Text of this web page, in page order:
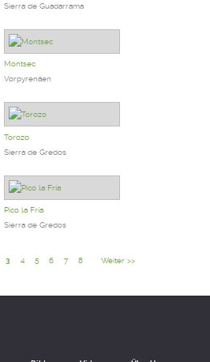
Sierra de Guadarrama
Montsec
Vorpyrenäen
Torozo
Sierra de Gredos
Pico la Fría
Sierra de Gredos
3 4 5 6 7 8 Weiter >>